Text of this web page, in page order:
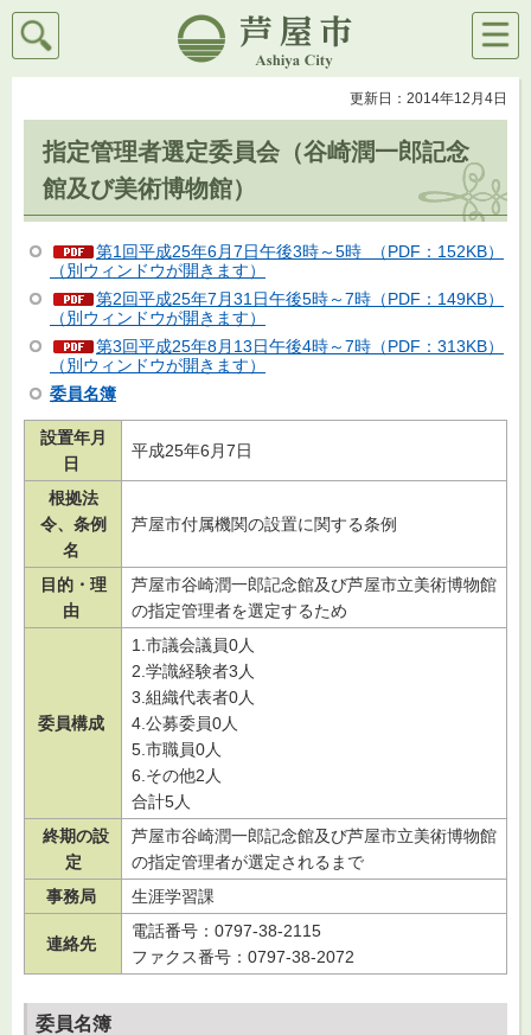
芦屋市
検索
メニ
ュー
更新日：2014年12月4日
指定管理者選定委員会（谷崎潤一郎記念
館及び美術博物館）
第1回平成25年6月7日午後3時～5時 （PDF：152KB）
（別ウィンドウが開きます）
第2回平成25年7月31日午後5時～7時（PDF：149KB）
（別ウィンドウが開きます）
第3回平成25年8月13日午後4時～7時（PDF：313KB）
（別ウィンドウが開きます）
委員名簿
設置年月
日
平成25年6月7日
根拠法
令、条例
名
芦屋市付属機関の設置に関する条例
目的・理
由
芦屋市谷崎潤一郎記念館及び芦屋市立美術博物館
の指定管理者を選定するため
委員構成
1.市議会議員0人
2.学識経験者3人
3.組織代表者0人
4.公募委員0人
5.市職員0人
6.その他2人
合計5人
終期の設
定
芦屋市谷崎潤一郎記念館及び芦屋市立美術博物館
の指定管理者が選定されるまで
事務局
生涯学習課
連絡先
電話番号：0797-38-2115
ファクス番号：0797-38-2072
委員名簿